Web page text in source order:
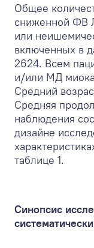
Общее
сниженной ФВ
или
включенных в
2624. Всем
и/или МД
Средний
Средняя
наблюдения
дизайне
таблице 1.
Синопсис